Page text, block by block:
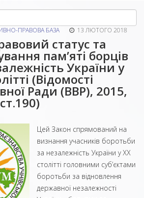
ПРАВОВА БАЗА 13 ЛЮТОГО 2018
статус та
пам’яті борців
України у
(Відомості
Ради (ВВР), 2015,
Цей Закон спрямований на
визнання учасників боротьби
за незалежність України у XX
столітті головними суб’єктами
боротьби за відновлення
державної незалежності